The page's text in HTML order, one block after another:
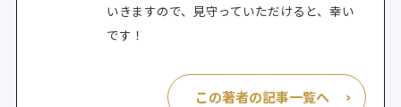
いきますので、見守っていただけると、幸い
です！
この著者の記事一覧へ